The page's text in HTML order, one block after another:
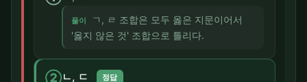
풀이
ㄱ, ㄹ 조합은 모두 옳은 지문이어서
'옳지 않은 것' 조합으로 틀리다.
②ㄴ, ㄷ 정답